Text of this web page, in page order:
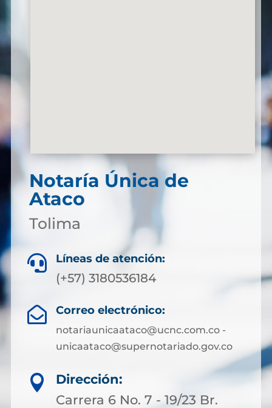
Notaría Única de
Ataco
Tolima
 Líneas de atención:
(+57) 3180536184
 Correo electrónico:
notariaunicaataco@ucnc.com.co -
unicaataco@supernotariado.gov.co

Dirección:
Carrera 6 No. 7 - 19/23 Br.